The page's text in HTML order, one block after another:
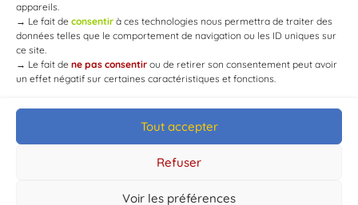
appareils.
→ Le fait de consentir à ces technologies nous permettra de traiter des
données telles que le comportement de navigation ou les ID uniques sur
ce site.
→ Le fait de ne pas consentir ou de retirer son consentement peut avoir
un effet négatif sur certaines caractéristiques et fonctions.
Tout accepter
Refuser
Voir les préférences
© Mairie de Chaource [2004-2024] | Tous droits réservés.
Developed byWEB3-DESIGN